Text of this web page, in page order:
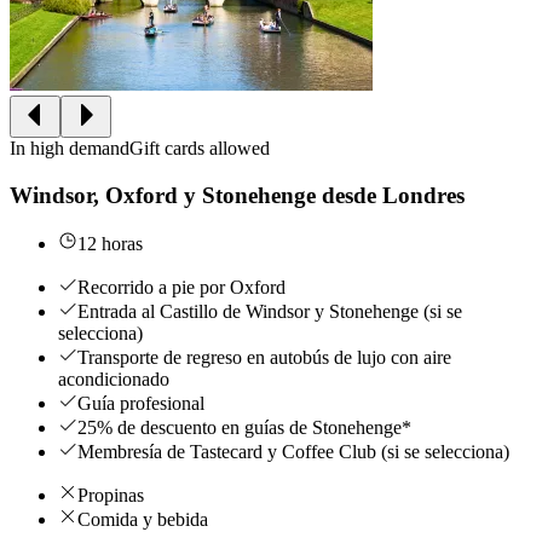
In high demandGift cards allowed
Windsor, Oxford y Stonehenge desde Londres
12 horas
Recorrido a pie por Oxford
Entrada al Castillo de Windsor y Stonehenge (si se
selecciona)
Transporte de regreso en autobús de lujo con aire
acondicionado
Guía profesional
25% de descuento en guías de Stonehenge*
Membresía de Tastecard y Coffee Club (si se selecciona)
Propinas
Comida y bebida